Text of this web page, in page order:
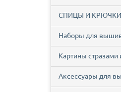
СПИЦЫ И КРЮЧКИ
Наборы для
Картины стразами
Аксессуары для